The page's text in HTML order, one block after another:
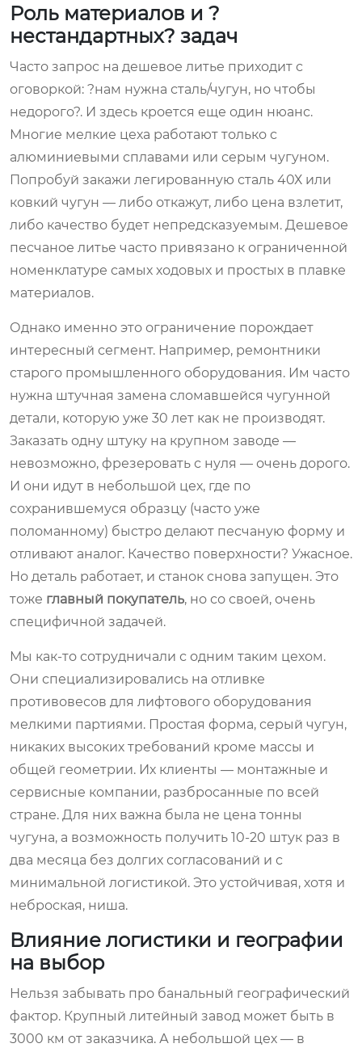
Роль материалов и ?
нестандартных? задач
Часто запрос на дешевое литье приходит с
оговоркой: ?нам нужна сталь/чугун, но чтобы
недорого?. И здесь кроется еще один нюанс.
Многие мелкие цеха работают только с
алюминиевыми сплавами или серым чугуном.
Попробуй закажи легированную сталь 40Х или
ковкий чугун — либо откажут, либо цена взлетит,
либо качество будет непредсказуемым. Дешевое
песчаное литье часто привязано к ограниченной
номенклатуре самых ходовых и простых в плавке
материалов.
Однако именно это ограничение порождает
интересный сегмент. Например, ремонтники
старого промышленного оборудования. Им часто
нужна штучная замена сломавшейся чугунной
детали, которую уже 30 лет как не производят.
Заказать одну штуку на крупном заводе —
невозможно, фрезеровать с нуля — очень дорого.
И они идут в небольшой цех, где по
сохранившемуся образцу (часто уже
поломанному) быстро делают песчаную форму и
отливают аналог. Качество поверхности? Ужасное.
Но деталь работает, и станок снова запущен. Это
тоже главный покупатель, но со своей, очень
специфичной задачей.
Мы как-то сотрудничали с одним таким цехом.
Они специализировались на отливке
противовесов для лифтового оборудования
мелкими партиями. Простая форма, серый чугун,
никаких высоких требований кроме массы и
общей геометрии. Их клиенты — монтажные и
сервисные компании, разбросанные по всей
стране. Для них важна была не цена тонны
чугуна, а возможность получить 10-20 штук раз в
два месяца без долгих согласований и с
минимальной логистикой. Это устойчивая, хотя и
неброская, ниша.
Влияние логистики и географии
на выбор
Нельзя забывать про банальный географический
фактор. Крупный литейный завод может быть в
3000 км от заказчика. А небольшой цех — в